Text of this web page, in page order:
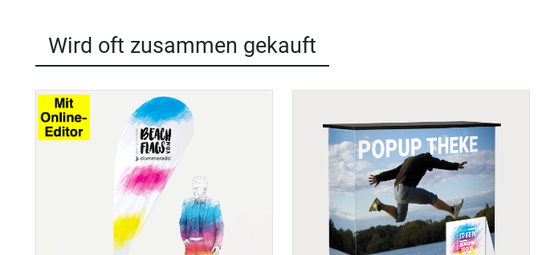
Wird oft zusammen gekauft